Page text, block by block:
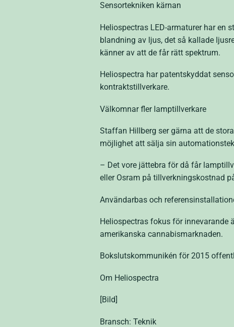
Sensortekniken kärnan
Heliospectras LED-armaturer har en
blandning av ljus, det så kallade
känner av att de får rätt spektrum.
Heliospectra har patentskyddat
kontraktstillverkare.
Välkomnar fler lamptillverkare
Staffan Hillberg ser gärna att de
möjlighet att sälja sin
– Det vore jättebra för då får
eller Osram på tillverkningskostnad
Användarbas och
Heliospectras fokus för innevarande
amerikanska cannabismarknaden.
Bokslutskommunikén för 2015
Om Heliospectra
[Bild]
Bransch: Teknik